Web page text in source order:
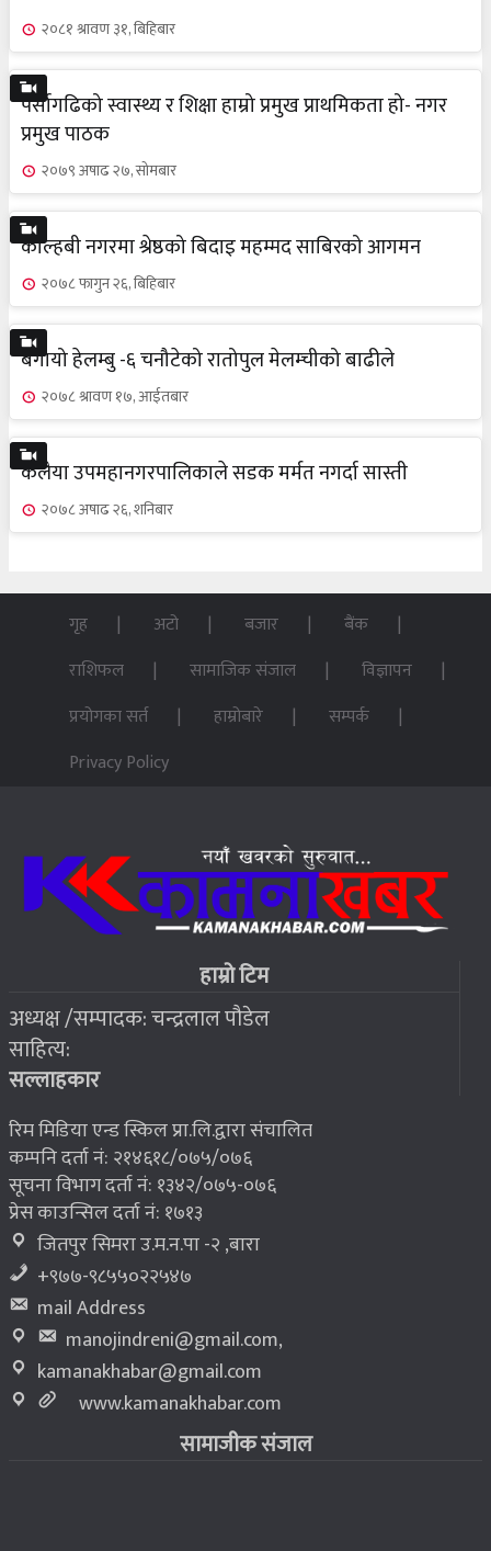
२०८१ श्रावण ३१, बिहिबार
पर्सागढिको स्वास्थ्य र शिक्षा हाम्रो प्रमुख प्राथमिकता हो- नगर
प्रमुख पाठक
२०७९ अषाढ २७, सोमबार
कोल्हबी नगरमा श्रेष्ठको बिदाइ महम्मद साबिरको आगमन
२०७८ फागुन २६, बिहिबार
बगायो हेलम्बु -६ चनौटेको रातोपुल मेलम्चीको बाढीले
२०७८ श्रावण १७, आईतबार
कलैया उपमहानगरपालिकाले सडक मर्मत नगर्दा सास्ती
२०७८ अषाढ २६, शनिबार
गृह अटो बजार
बैंक
राशिफल
सामाजिक संजाल
विज्ञापन
प्रयोगका सर्त
हाम्रोबारे
सम्पर्क
Privacy Policy
हाम्रो टिम
अध्यक्ष /सम्पादक: चन्द्रलाल पौडेल
साहित्य:
सल्लाहकार
रिम मिडिया एन्ड स्किल प्रा.लि.द्वारा संचालित
कम्पनि दर्ता नं: २१४६१८/०७५/०७६
सूचना विभाग दर्ता नं: १३४२/०७५-०७६
प्रेस काउन्सिल दर्ता नं: १७१३
जितपुर सिमरा उ.म.न.पा -२ ,बारा
+९७७-९८५५०२२५४७
mail Address
manojindreni@gmail.com,
kamanakhabar@gmail.com
www.kamanakhabar.com
सामाजीक संजाल